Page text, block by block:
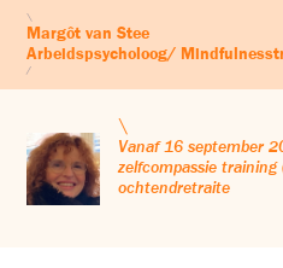
\
Margôt van Stee
Arbeidspsycholoog/
/
Leven vanuit
\
Vanaf 16 september
zelfcompassie training
ochtendretraite